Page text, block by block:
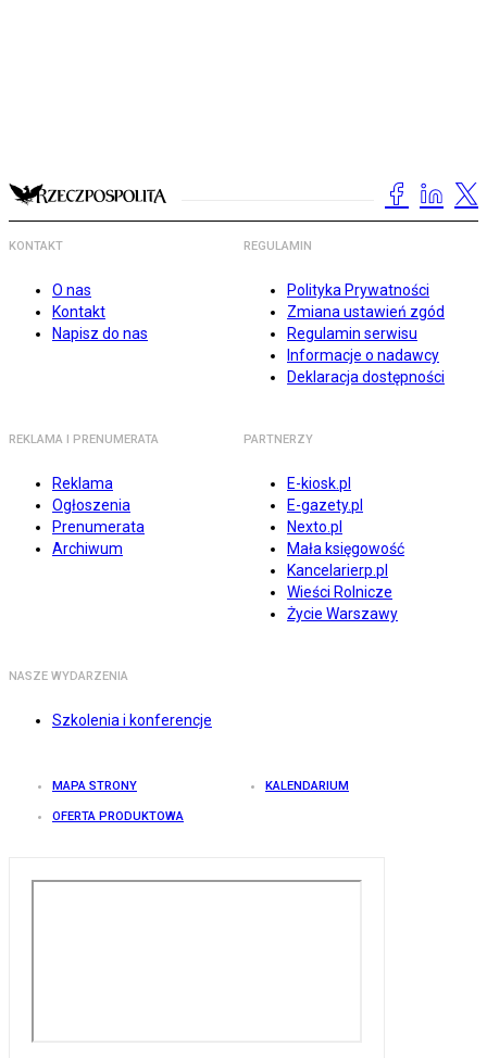
KONTAKT
O nas
Kontakt
Napisz do nas
REGULAMIN
Polityka Prywatności
Zmiana ustawień zgód
Regulamin serwisu
Informacje o nadawcy
Deklaracja dostępności
REKLAMA I PRENUMERATA
Reklama
Ogłoszenia
Prenumerata
Archiwum
PARTNERZY
E-kiosk.pl
E-gazety.pl
Nexto.pl
Mała księgowość
Kancelarierp.pl
Wieści Rolnicze
Życie Warszawy
NASZE WYDARZENIA
Szkolenia i konferencje
MAPA STRONY KALENDARIUM
OFERTA PRODUKTOWA